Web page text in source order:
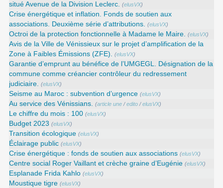
situé Avenue de la Division Leclerc. (elusVX)
Crise énergétique et inflation. Fonds de soutien aux
associations. Deuxième série d’attributions. (elusVX)
Octroi de la protection fonctionnelle à Madame le Maire. (elusVX)
Avis de la Ville de Vénissieux sur le projet d’amplification de la
Zone à Faibles Émissions (ZFE). (elusVX)
Garantie d’emprunt au bénéfice de l’UMGEGL. Désignation de la
commune comme créancier contrôleur du redressement
judiciaire. (elusVX)
Seisme au Maroc : subvention d’urgence (elusVX)
Au service des Vénissians. (article une /edito /elusVX)
Le chiffre du mois : 100 (elusVX)
Budget 2023 (elusVX)
Transition écologique (elusVX)
Éclairage public (elusVX)
Crise énergétique : fonds de soutien aux associations (elusVX)
Centre social Roger Vaillant et crèche graine d’Eugénie (elusVX)
Esplanade Frida Kahlo (elusVX)
Moustique tigre (elusVX)